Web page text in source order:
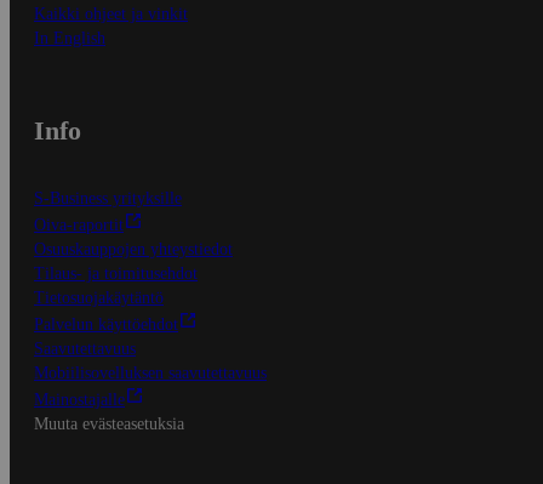
Kaikki ohjeet ja vinkit
In English
Info
S-Business yrityksille
Oiva-raportit
Osuuskauppojen yhteystiedot
Tilaus- ja toimitusehdot
Tietosuojakäytäntö
Palvelun käyttöehdot
Saavutettavuus
Mobiilisovelluksen saavutettavuus
Mainostajalle
Muuta evästeasetuksia